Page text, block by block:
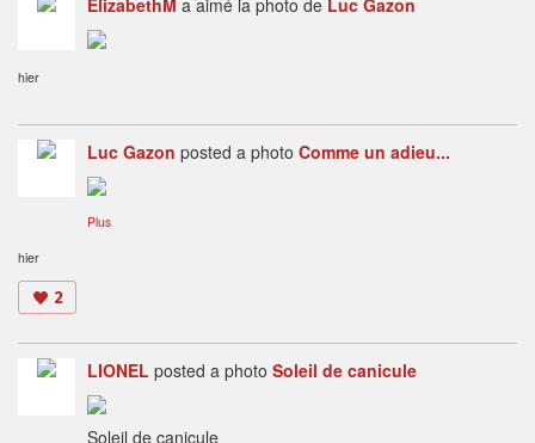
ElizabethM a aimé la photo de Luc Gazon
hier
Luc Gazon posted a photo Comme un adieu...
Plus
hier
2
LIONEL posted a photo Soleil de canicule
Soleil de canicule